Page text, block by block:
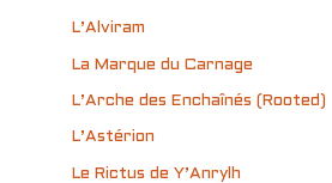
L’Alviram
La Marque du Carnage
L’Arche des Enchaînés (Rooted)
L’Astérion
Le Rictus de Y’Anrylh